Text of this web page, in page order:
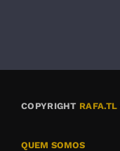
COPYRIGHT RAFA.TL
QUEM SOMOS